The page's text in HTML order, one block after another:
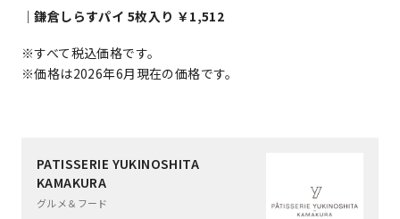
｜鎌倉しらすパイ 5枚入り ￥1,512
※すべて税込価格です。
※価格は2026年6月現在の価格です。
PATISSERIE YUKINOSHITA
KAMAKURA
グルメ＆フード